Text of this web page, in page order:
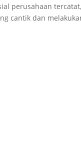
perusahaan
cantik dan